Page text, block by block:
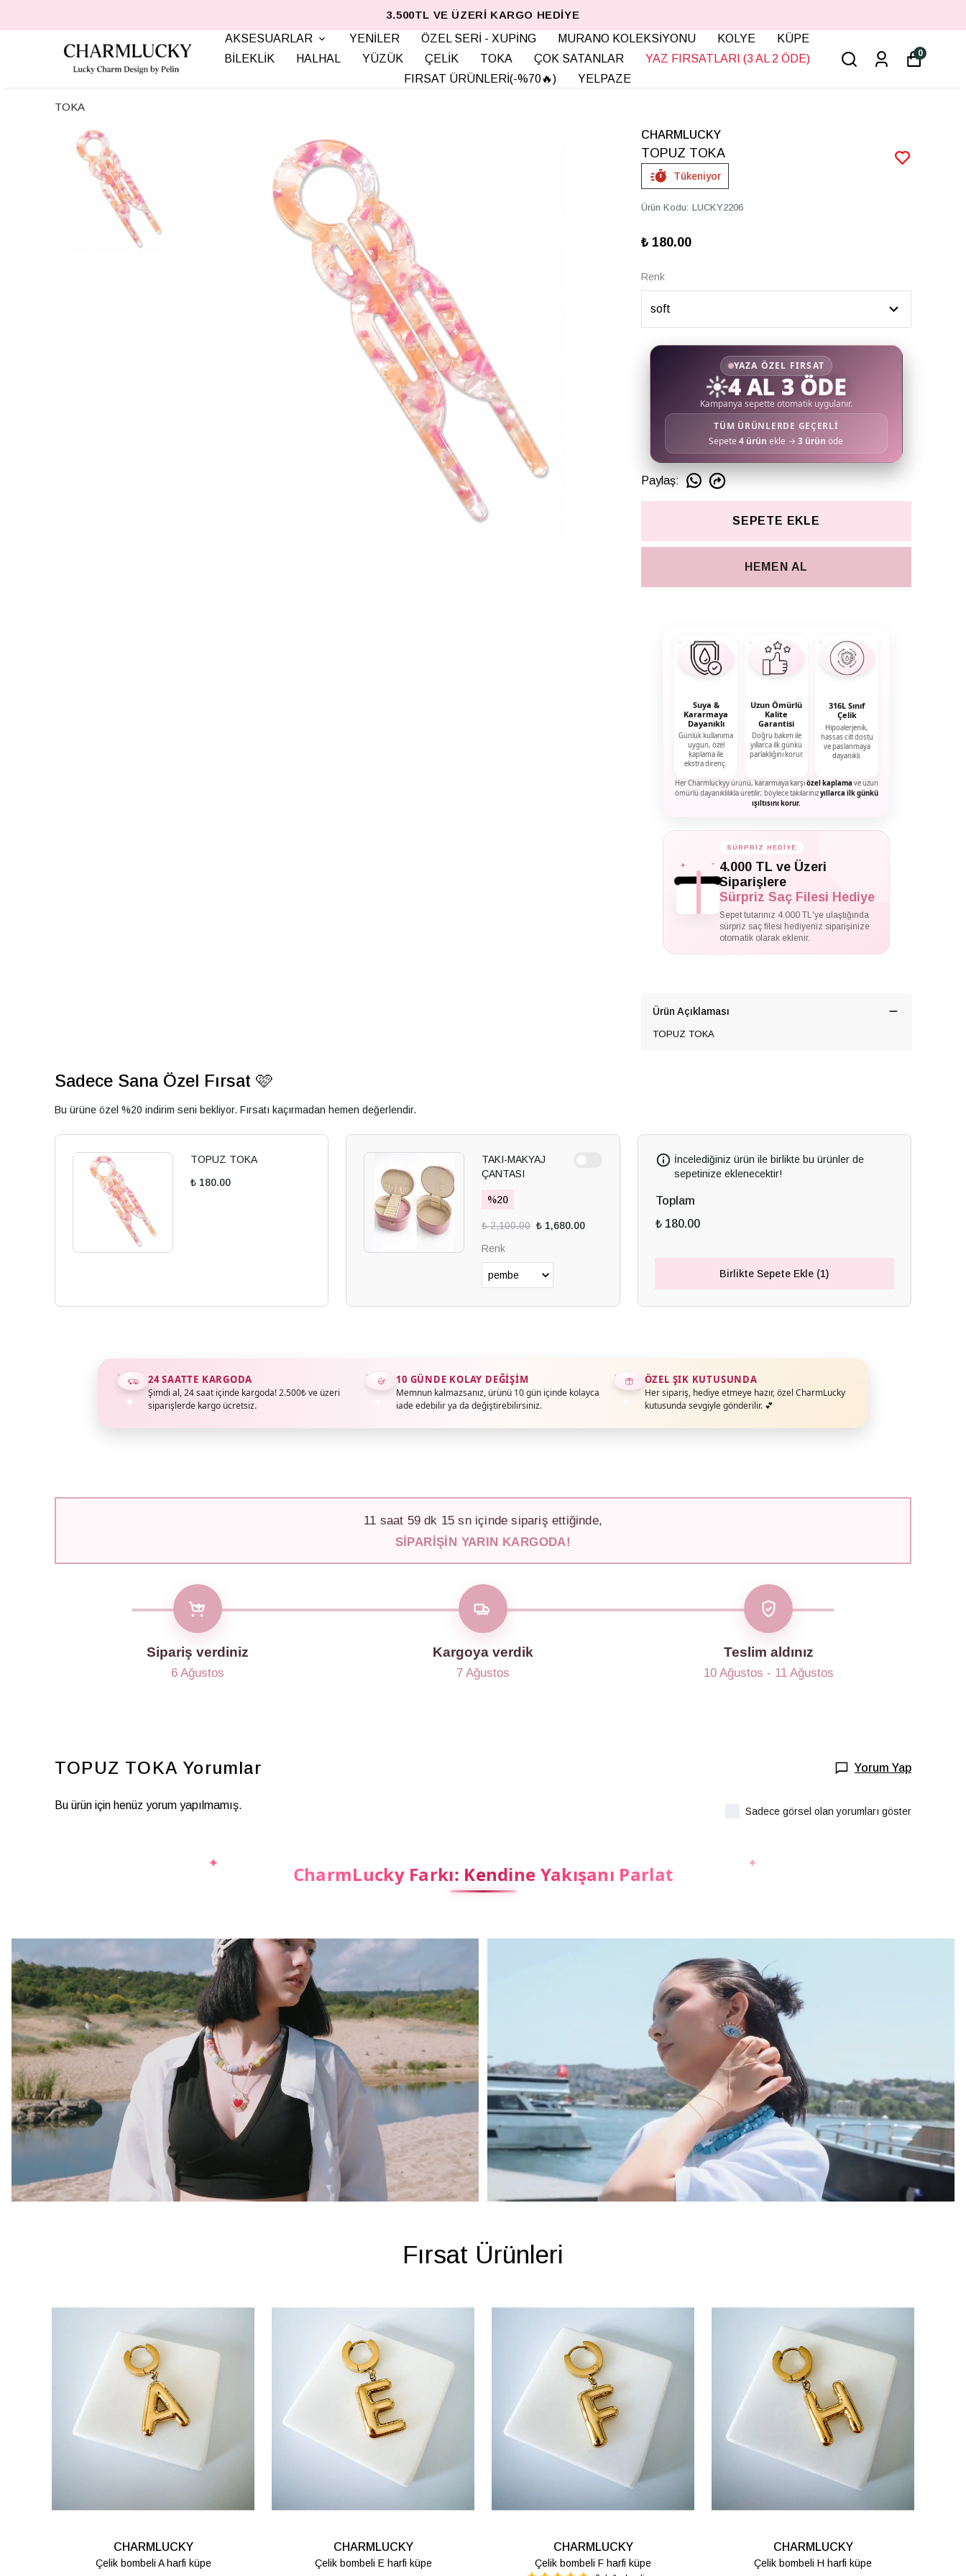
3.500TL VE ÜZERI KARGO HEDIYE
AKSESUARLAR
YENİLER ÖZEL SERİ - XUPİNG MURANO KOLEKSİYONU KOLYE
KÜPE
BİLEKLİK
HALHAL YÜZÜK ÇELİK TOKA ÇOK SATANLAR
YAZ FIRSATLARI (3 AL 2 ÖDE)
FIRSAT ÜRÜNLERİ(-%70🔥)
YELPAZE
0
TOKA
CHARMLUCKY
TOPUZ TOKA
Tükeniyor
Ürün Kodu: LUCKY2206
₺ 180.00
Renk
YAZA ÖZEL FIRSAT
☀️4 AL 3 ÖDE
Kampanya sepette otomatik uygulanır.
TÜM ÜRÜNLERDE GEÇERLİ
Sepete4 ürün ekle →3 ürün öde
Paylaş:
SEPETE EKLE
HEMEN AL
Suya &
Kararmaya
Dayanıklı
Günlük kullanıma
uygun, özel
kaplama ile
ekstra direnç.
Uzun Ömürlü
Kalite
Garantisi
Doğru bakım ile
yıllarca ilk günkü
parlaklığını korur.
316L Sınıf
Çelik
Hipoalerjenik,
hassas cilt dostu
ve paslanmaya
dayanıklı.
Her Charmluckyy ürünü, kararmaya karşıözel kaplama ve uzun
ömürlü dayanıklılıkla üretilir; böylece takılarınızyıllarca ilk günkü
ışıltısını korur.
✦ ✦
✦
SÜRPRİZ HEDİYE
4.000 TL ve Üzeri
Siparişlere
Sürpriz Saç Filesi Hediye
Sepet tutarınız 4.000 TL'ye ulaştığında
sürpriz saç filesi hediyeniz siparişinize
otomatik olarak eklenir.
Ürün Açıklaması
TOPUZ TOKA
Sadece Sana Özel Fırsat 🩷
Bu ürüne özel %20 indirim seni bekliyor. Fırsatı kaçırmadan hemen değerlendir.
TOPUZ TOKA
₺ 180.00
TAKI-MAKYAJ
ÇANTASI
%20
₺ 2,100.00 ₺ 1,680.00
Renk
İncelediğiniz ürün ile birlikte bu ürünler de
sepetinize eklenecektir!
Toplam
₺ 180.00
Birlikte Sepete Ekle (1)
24 SAATTE KARGODA
Şimdi al, 24 saat içinde kargoda! 2.500₺ ve üzeri
siparişlerde kargo ücretsiz.
10 GÜNDE KOLAY DEĞIŞIM
Memnun kalmazsanız, ürünü 10 gün içinde kolayca
iade edebilir ya da değiştirebilirsiniz.
ÖZEL ŞIK KUTUSUNDA
Her sipariş, hediye etmeye hazır, özel CharmLucky
kutusunda sevgiyle gönderilir. 💕
11 saat 59dk 12 sn içinde sipariş ettiğinde,
SIPARIŞIN YARIN KARGODA!
Sipariş verdiniz
6 Ağustos
Kargoya verdik
7 Ağustos
Teslim aldınız
10 Ağustos - 11 Ağustos
TOPUZ TOKA Yorumlar Yorum Yap
Bu ürün için henüz yorum yapılmamış. Sadece görsel olan yorumları göster
CharmLucky Farkı: Kendine Yakışanı Parlat
Fırsat Ürünleri
CHARMLUCKY
Çelik bombeli K harfi küpe
CHARMLUCKY
Çelik bombeli M harfi lüpe
CHARMLUCKY
Çelik bombeli S harfi küpe
CHARMLUCKY
Çelik bombeli T harfi küpe